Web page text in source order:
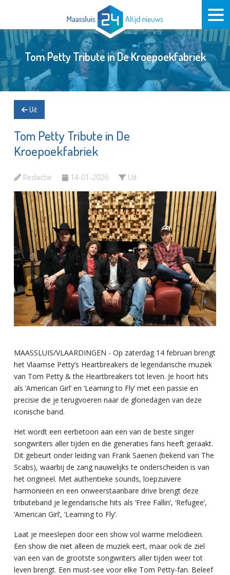
Tom Petty Tribute in De Kroepoekfabriek
Uit
Tom Petty Tribute in De
Kroepoekfabriek
Redactie 14-01-2026 Uit
MAASSLUIS/VLAARDINGEN - Op zaterdag 14 februari brengt
het Vlaamse Petty’s Heartbreakers de legendarische muziek
van Tom Petty & the Heartbreakers tot leven. Je hoort hits
als ‘American Girl’ en ‘Learning to Fly’ met een passie en
precisie die je terugvoeren naar de gloriedagen van deze
iconische band.
Het wordt een eerbetoon aan een van de beste singer
songwriters aller tijden en die generaties fans heeft geraakt.
Dit gebeurt onder leiding van Frank Saenen (bekend van The
Scabs), waarbij de zang nauwelijks te onderscheiden is van
het origineel. Met authentieke sounds, loepzuivere
harmonieën en een onweerstaanbare drive brengt deze
tributeband je legendarische hits als ‘Free Fallin’, ‘Refugee’,
‘American Girl’, ‘Learning to Fly’.
Laat je meeslepen door een show vol warme melodieën.
Een show die niet alleen de muziek eert, maar ook de ziel
van een van de grootste songwriters aller tijden weer tot
leven brengt. Een must-see voor elke Tom Petty-fan. Beleef